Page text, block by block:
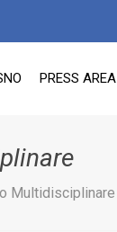
PRESS AREA
Multidisciplinare